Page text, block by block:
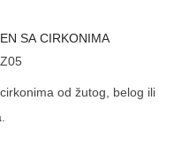
SA CIRKONIMA
od žutog, belog ili